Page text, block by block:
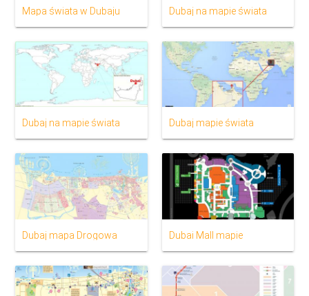
Mapa świata w Dubaju Dubaj na mapie świata
Dubaj na mapie świata Dubaj mapie świata
Dubaj mapa Drogowa Dubai Mall mapie